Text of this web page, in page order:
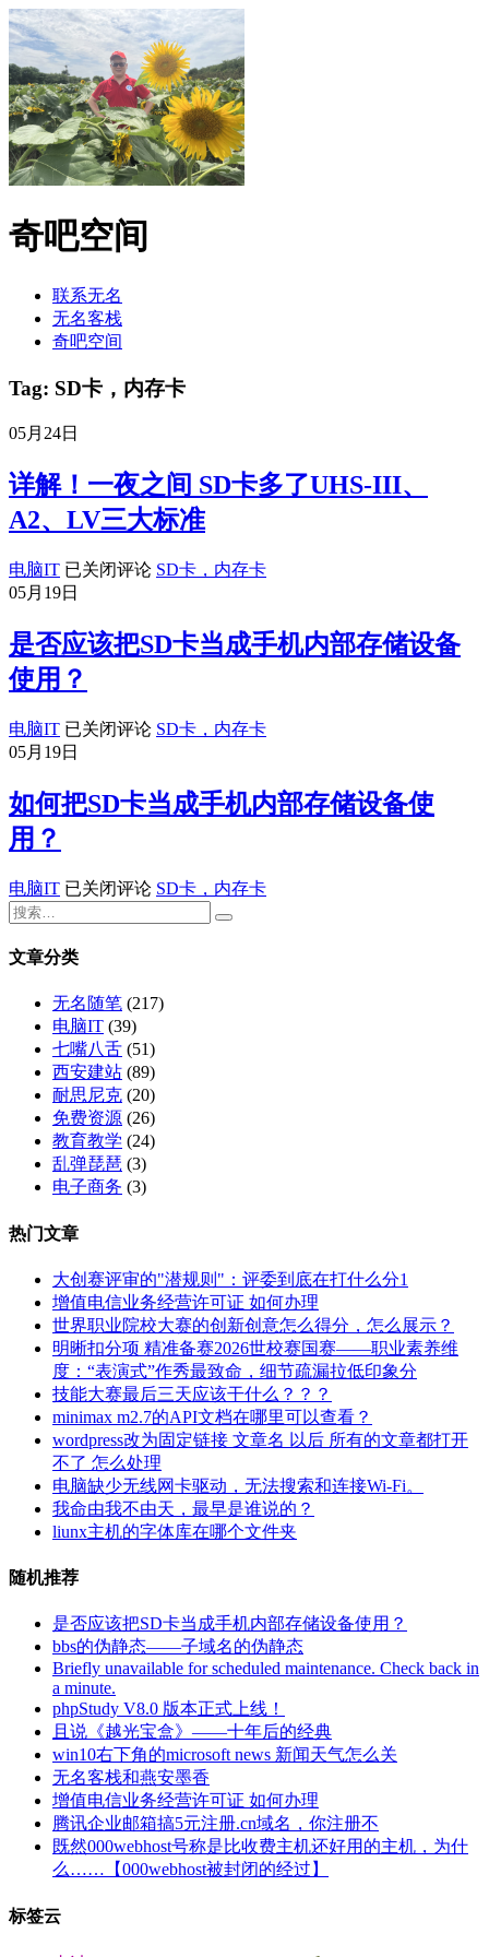
奇吧空间
联系无名
无名客栈
奇吧空间
Tag: SD卡，内存卡
05月24日
详解！一夜之间 SD卡多了UHS-III、
A2、LV三大标准
电脑IT 详
解！
夜
之
间
卡
多
UHS-
III、
三
大
标
准
已关闭评论 SD卡，内存卡
05月19日
是否应该把SD卡当成手机内部存储设备
使用？
电脑IT 是
否
该
把
当
成
机
部
存
储
设
备
使
用？
已关闭评论 SD卡，内存卡
05月19日
如何把SD卡当成手机内部存储设备使
用？
电脑IT 如
SD
当
成
手
机
内
部
存
储
设
使
已关闭评论 SD卡，内存卡
文章分类
无名随笔 (217)
电脑IT (39)
七嘴八舌 (51)
西安建站 (89)
耐思尼克 (20)
免费资源 (26)
教育教学 (24)
乱弹琵琶 (3)
电子商务 (3)
热门文章
大创赛评审的"潜规则"：评委到底在打什么分1
增值电信业务经营许可证 如何办理
世界职业院校大赛的创新创意怎么得分，怎么展示？
明晰扣分项 精准备赛2026世校赛国赛——职业素养维
度：“表演式”作秀最致命，细节疏漏拉低印象分
技能大赛最后三天应该干什么？？？
minimax m2.7的API文档在哪里可以查看？
wordpress改为固定链接 文章名 以后 所有的文章都打开
不了 怎么处理
电脑缺少无线网卡驱动，无法搜索和连接Wi-Fi。
我命由我不由天，最早是谁说的？
liunx主机的字体库在哪个文件夹
随机推荐
是否应该把SD卡当成手机内部存储设备使用？
bbs的伪静态——子域名的伪静态
Briefly unavailable for scheduled maintenance. Check back in
a minute.
phpStudy V8.0 版本正式上线！
且说《越光宝盒》——十年后的经典
win10右下角的microsoft news 新闻天气怎么关
无名客栈和燕安墨香
增值电信业务经营许可证 如何办理
腾讯企业邮箱搞5元注册.cn域名，你注册不
既然000webhost号称是比收费主机还好用的主机，为什
么……【000webhost被封闭的经过】
标签云